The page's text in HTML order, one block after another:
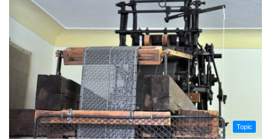
Topic